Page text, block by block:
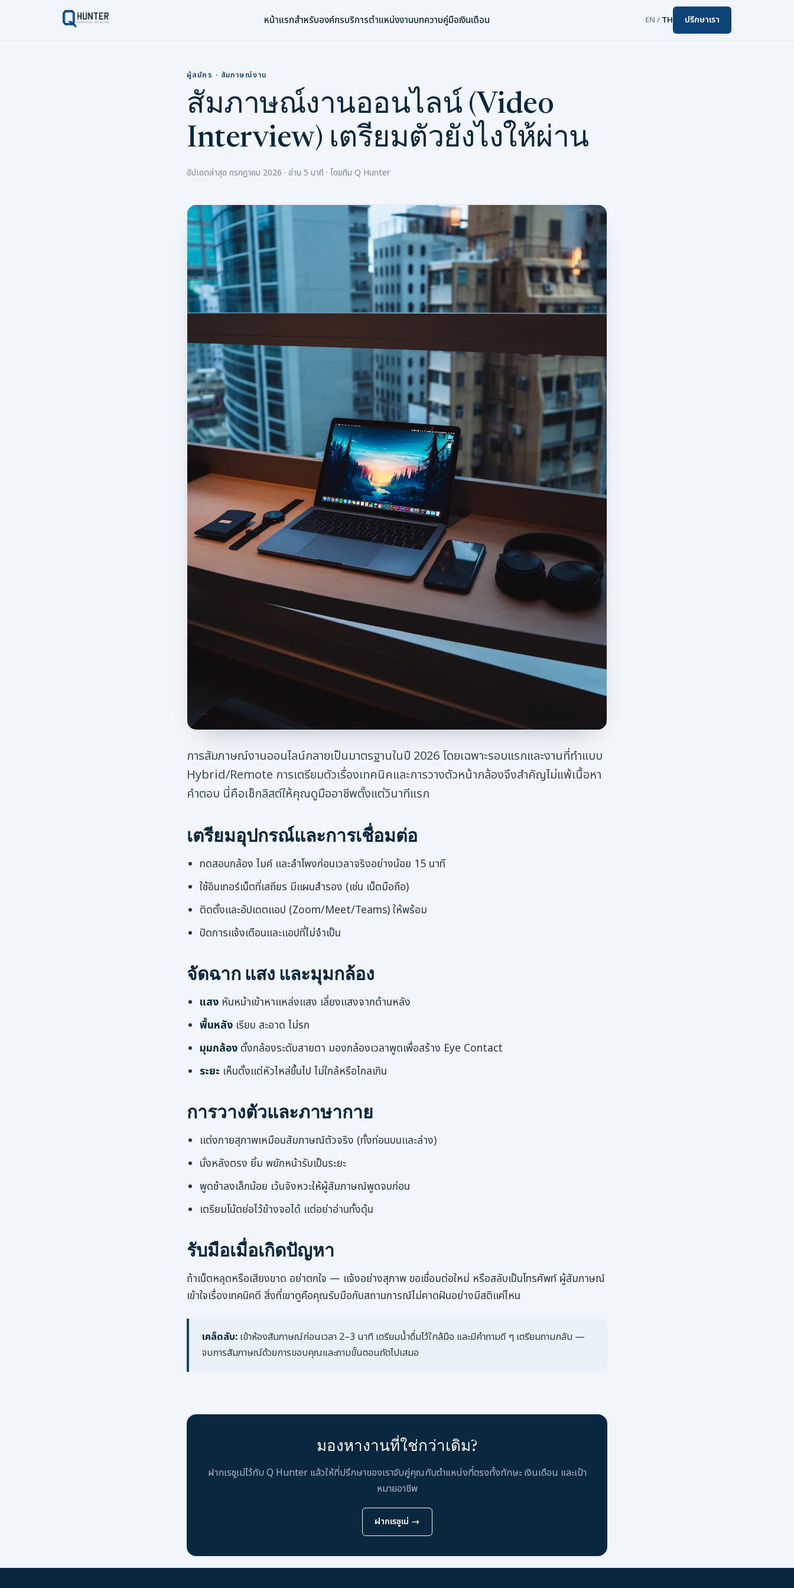
หน้าแรกสำหรับองค์กรบริการตำแหน่งงานบทความคู่มือเงินเดือน EN / TH ปรึกษาเรา
ผู้สมัคร · สัมภาษณ์งาน
สัมภาษณ์งานออนไลน์ (Video
Interview) เตรียมตัวยังไงให้ผ่าน
อัปเดตล่าสุด กรกฎาคม 2026 · อ่าน 5 นาที · โดยทีม Q Hunter
การสัมภาษณ์งานออนไลน์กลายเป็นมาตรฐานในปี 2026 โดยเฉพาะรอบแรกและงานที่ทำแบบ
Hybrid/Remote การเตรียมตัวเรื่องเทคนิคและการวางตัวหน้ากล้องจึงสำคัญไม่แพ้เนื้อหา
คำตอบ นี่คือเช็กลิสต์ให้คุณดูมืออาชีพตั้งแต่วินาทีแรก
เตรียมอุปกรณ์และการเชื่อมต่อ
ทดสอบกล้อง ไมค์ และลำโพงก่อนเวลาจริงอย่างน้อย 15 นาที
ใช้อินเทอร์เน็ตที่เสถียร มีแผนสำรอง (เช่น เน็ตมือถือ)
ติดตั้งและอัปเดตแอป (Zoom/Meet/Teams) ให้พร้อม
ปิดการแจ้งเตือนและแอปที่ไม่จำเป็น
จัดฉาก แสง และมุมกล้อง
แสง หันหน้าเข้าหาแหล่งแสง เลี่ยงแสงจากด้านหลัง
พื้นหลัง เรียบ สะอาด ไม่รก
มุมกล้อง ตั้งกล้องระดับสายตา มองกล้องเวลาพูดเพื่อสร้าง Eye Contact
ระยะ เห็นตั้งแต่หัวไหล่ขึ้นไป ไม่ใกล้หรือไกลเกิน
การวางตัวและภาษากาย
แต่งกายสุภาพเหมือนสัมภาษณ์ตัวจริง (ทั้งท่อนบนและล่าง)
นั่งหลังตรง ยิ้ม พยักหน้ารับเป็นระยะ
พูดช้าลงเล็กน้อย เว้นจังหวะให้ผู้สัมภาษณ์พูดจบก่อน
เตรียมโน้ตย่อไว้ข้างจอได้ แต่อย่าอ่านทั้งดุ้น
รับมือเมื่อเกิดปัญหา
ถ้าเน็ตหลุดหรือเสียงขาด อย่าตกใจ — แจ้งอย่างสุภาพ ขอเชื่อมต่อใหม่ หรือสลับเป็นโทรศัพท์ ผู้สัมภาษณ์
เข้าใจเรื่องเทคนิคดี สิ่งที่เขาดูคือคุณรับมือกับสถานการณ์ไม่คาดฝันอย่างมีสติแค่ไหน
เคล็ดลับ: เข้าห้องสัมภาษณ์ก่อนเวลา 2–3 นาที เตรียมน้ำดื่มไว้ใกล้มือ และมีคำถามดี ๆ เตรียมถามกลับ —
จบการสัมภาษณ์ด้วยการขอบคุณและถามขั้นตอนถัดไปเสมอ
มองหางานที่ใช่กว่าเดิม?
ฝากเรซูเม่ไว้กับ Q Hunter แล้วให้ที่ปรึกษาของเราจับคู่คุณกับตำแหน่งที่ตรงทั้งทักษะ เงินเดือน และเป้า
หมายอาชีพ
ฝากเรซูเม่ →